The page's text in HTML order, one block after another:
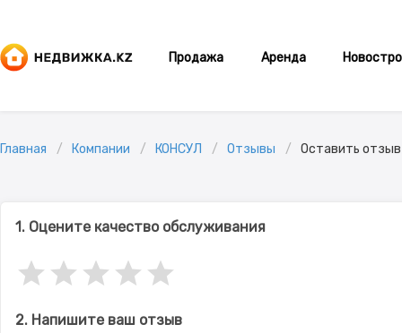
Продажа Аренда
Главная Компании КОНСУЛ Отзывы Оставить отзыв
1. Оцените качество обслуживания
2. Напишите ваш отзыв